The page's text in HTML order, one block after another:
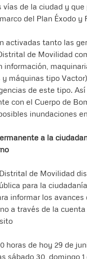
vías de la ciudad y
del Plan Éxodo y
activadas tanto las
de Movilidad
información,
máquinas tipo
de este tipo.
con el Cuerpo de
inundaciones
a la
de Movilidad
para la
informar los avances
a través de la
horas de hoy 29 de
sábado 30, domingo